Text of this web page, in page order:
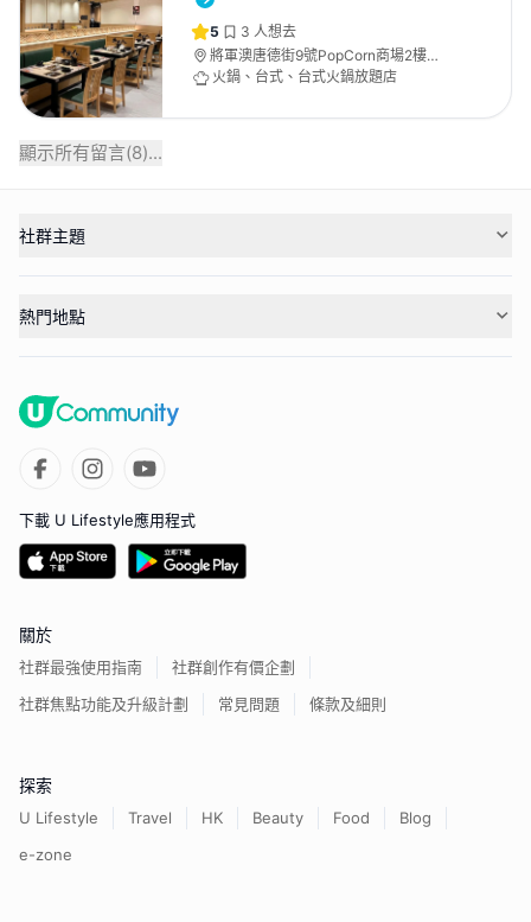
5 3 人想去
將軍澳唐德街9號PopCorn商場2樓
PopFood 3號舖
火鍋、台式、台式火鍋放題店
顯示所有留言(8)...
社群主題
熱門地點
下載 U Lifestyle應用程式
關於
社群最強使用指南
社群創作有價企劃
社群焦點功能及升級計劃
常見問題 條款及細則
探索
U Lifestyle Travel HK Beauty Food
Blog
e-zone